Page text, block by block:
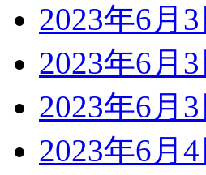
2023年6月
2023年6月
2023年6月
2023年6月